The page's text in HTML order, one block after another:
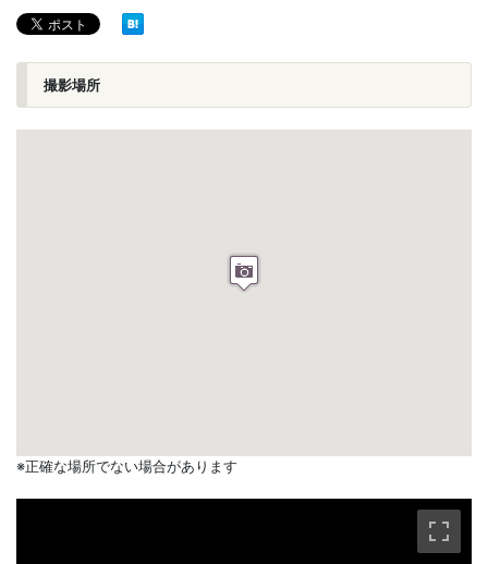
撮影場所
※正確な場所でない場合があります